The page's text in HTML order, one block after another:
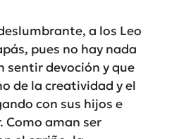
a los Leo
pues no hay nada
sentir devoción y que
de la creatividad y el
con sus hijos e
Como aman ser